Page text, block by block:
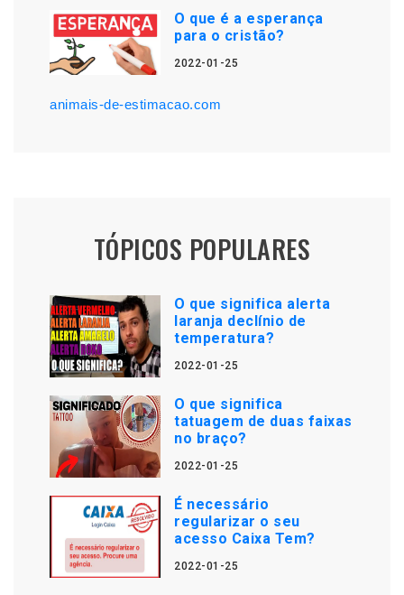
O que é a esperança
para o cristão?
2022-01-25
animais-de-estimacao.com
TÓPICOS POPULARES
O que significa alerta
laranja declínio de
temperatura?
2022-01-25
O que significa
tatuagem de duas faixas
no braço?
2022-01-25
É necessário
regularizar o seu
acesso Caixa Tem?
2022-01-25